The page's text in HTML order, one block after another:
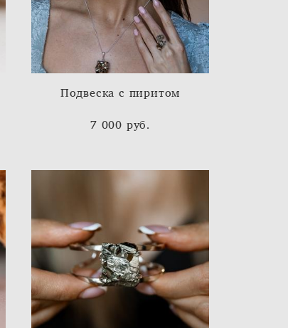
Подвеска с пиритом
7 000 pуб.